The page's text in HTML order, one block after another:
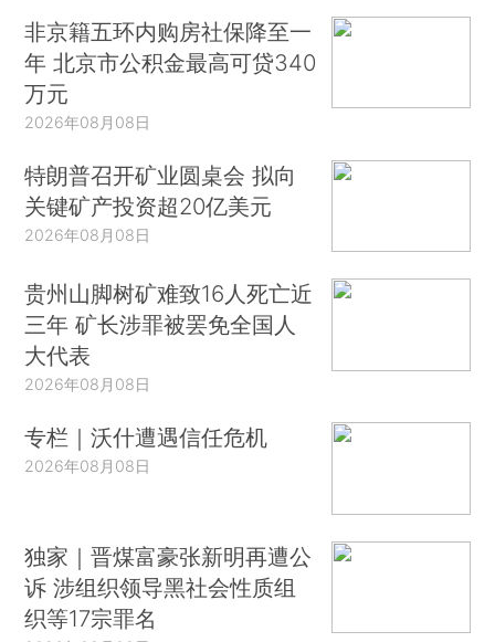
非京籍五环内购房社保降至一
年 北京市公积金最高可贷340
万元
2026年08月08日
特朗普召开矿业圆桌会 拟向
关键矿产投资超20亿美元
2026年08月08日
贵州山脚树矿难致16人死亡近
三年 矿长涉罪被罢免全国人
大代表
2026年08月08日
专栏｜沃什遭遇信任危机
2026年08月08日
独家｜晋煤富豪张新明再遭公
诉 涉组织领导黑社会性质组
织等17宗罪名